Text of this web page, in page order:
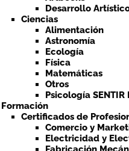
Desarrollo
Ciencias
Alimentación
Astronomía
Ecología
Física
Matemáticas
Otros
Psicología SENTIR
Certificados de
Comercio y
Electricidad y